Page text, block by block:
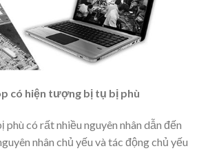
có hiện tượng bị tụ bị phù
phù có rất nhiều nguyên nhân dẫn đến
nhân chủ yếu và tác động chủ yếu